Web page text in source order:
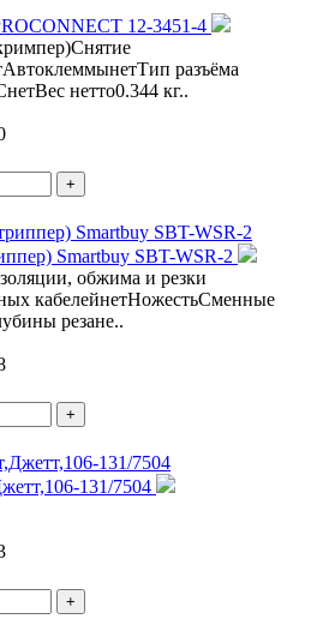
12-3451-4
разъёма
нетто0.344 кг..
+
Smartbuy SBT-WSR-2
обжима и резки
кабелейнетНожестьСменные
резане..
+
131/7504
+